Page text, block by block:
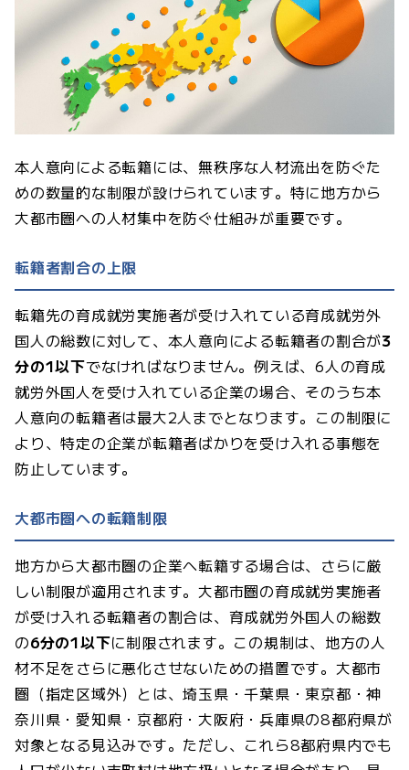
本人意向による転籍には、無秩序な人材流出を防ぐた
めの数量的な制限が設けられています。特に地方から
大都市圏への人材集中を防ぐ仕組みが重要です。
転籍者割合の上限
転籍先の育成就労実施者が受け入れている育成就労外
国人の総数に対して、本人意向による転籍者の割合が3
分の1以下でなければなりません。例えば、6人の育成
就労外国人を受け入れている企業の場合、そのうち本
人意向の転籍者は最大2人までとなります。この制限に
より、特定の企業が転籍者ばかりを受け入れる事態を
防止しています。
大都市圏への転籍制限
地方から大都市圏の企業へ転籍する場合は、さらに厳
しい制限が適用されます。大都市圏の育成就労実施者
が受け入れる転籍者の割合は、育成就労外国人の総数
の6分の1以下に制限されます。この規制は、地方の人
材不足をさらに悪化させないための措置です。大都市
圏（指定区域外）とは、埼玉県・千葉県・東京都・神
奈川県・愛知県・京都府・大阪府・兵庫県の8都府県が
対象となる見込みです。ただし、これら8都府県内でも